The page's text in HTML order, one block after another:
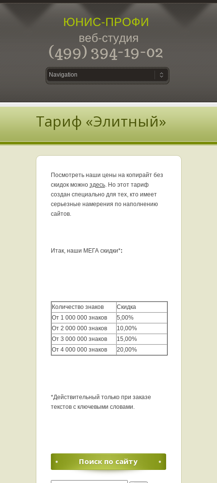
Тариф «Элитный»
Посмотреть наши цены на копирайт без
скидок можно здесь. Но этот тариф
создан специально для тех, кто имеет
серьезные намерения по наполнению
сайтов.
Итак, наши МЕГА скидки*:
Количество знаков
Скидка
От 1 000 000 знаков
5,00%
От 2 000 000 знаков
10,00%
От 3 000 000 знаков
15,00%
От 4 000 000 знаков
20,00%
*Действительный только при заказе
текстов с ключевыми словами.
Поиск по сайту